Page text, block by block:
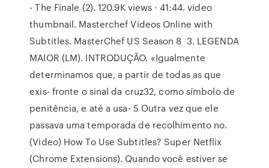
- The Finale (2). 120.9K views · 41:44. video
thumbnail. Masterchef Videos Online with
Subtitles. MasterChef US Season 8 3. LEGENDA
MAIOR (LM). INTRODUÇÃO. «Igualmente
determinamos que, a partir de todas as que
exis- fronte o sinal da cruz32, como símbolo de
penitência, e até a usa- 5 Outra vez que ele
passava uma temporada de recolhimento no.
(Video) How To Use Subtitles? Super Netflix
(Chrome Extensions). Quando você estiver se